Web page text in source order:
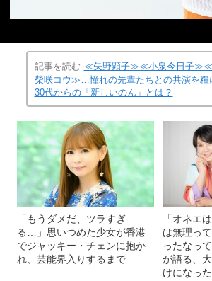
記事を読む ≪矢野顕子≫≪小泉今日子
柴咲コウ≫…憧れの先輩たちとの共演を糧
30代からの「新しいのん」とは？
「もうダメだ、ツラすぎ
る…」思いつめた少女が香港
でジャッキー・チェンに抱か
れ、芸能界入りするまで
「オネエ
は無理っ
ったなっ
が語る、
けになっ